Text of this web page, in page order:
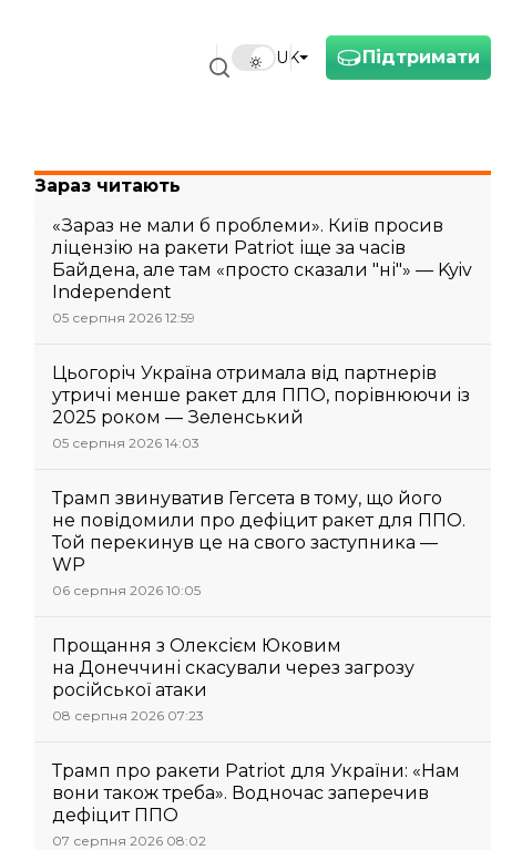
Підтримати
UK
Зараз читають
«Зараз не мали б проблеми». Київ просив
ліцензію на ракети Patriot іще за часів
Байдена, але там «просто сказали "ні"» — Kyiv
Independent
05 серпня 2026 12:59
Цьогоріч Україна отримала від партнерів
утричі менше ракет для ППО, порівнюючи із
2025 роком — Зеленський
05 серпня 2026 14:03
Трамп звинуватив Гегсета в тому, що його
не повідомили про дефіцит ракет для ППО.
Той перекинув це на свого заступника —
WP
06 серпня 2026 10:05
Прощання з Олексієм Юковим
на Донеччині скасували через загрозу
російської атаки
08 серпня 2026 07:23
Трамп про ракети Patriot для України: «Нам
вони також треба». Водночас заперечив
дефіцит ППО
07 серпня 2026 08:02